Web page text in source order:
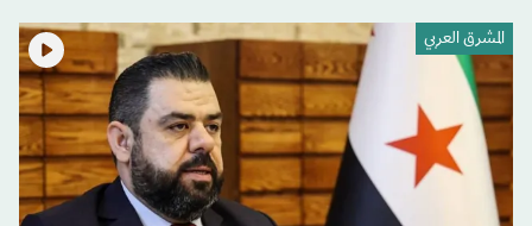
المشرق العربي